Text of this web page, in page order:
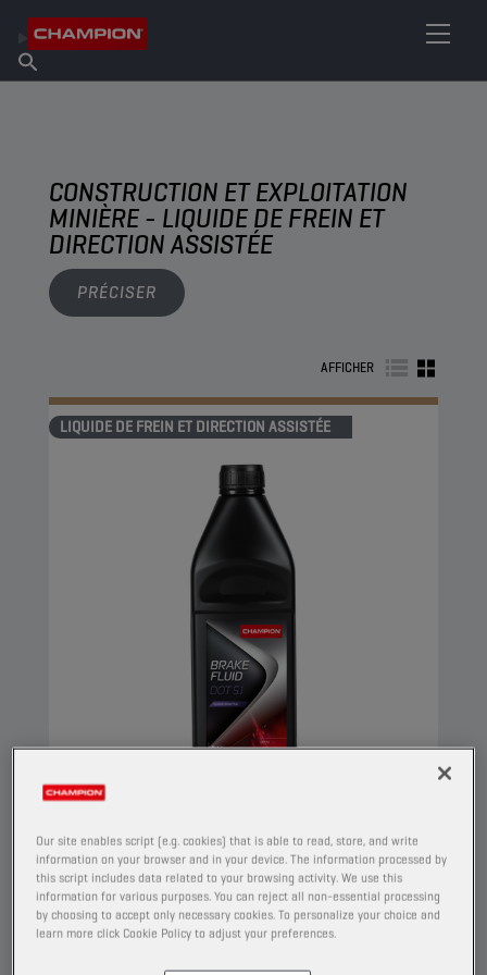
À propos de Champion
Trouver un point de vente
CONSTRUCTION ET EXPLOITATION
MINIÈRE - LIQUIDE DE FREIN ET
DIRECTION ASSISTÉE
PRÉCISER
AFFICHER
LIQUIDE DE FREIN ET DIRECTION ASSISTÉE
DOT 5.1
PRODUIT :5038
Ce liquide de frein synthétique est conçu pour
les systèmes de freinage hydrauliques
Our site enables script (e.g. cookies) that is able to read, store, and write
information on your browser and in your device. The information processed by
this script includes data related to your browsing activity. We use this
information for various purposes. You can reject all non-essential processing
by choosing to accept only necessary cookies. To personalize your choice and
learn more click Cookie Policy to adjust your preferences.